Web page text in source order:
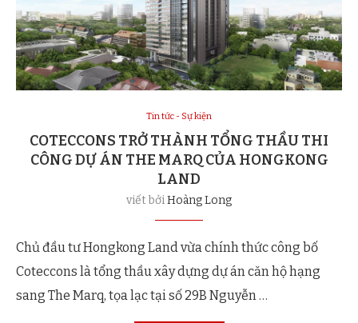
Tin tức - Sự kiện
COTECCONS TRỞ THÀNH TỔNG THẦU THI
CÔNG DỰ ÁN THE MARQ CỦA HONGKONG
LAND
viết bởiHoàng Long
Chủ đầu tư Hongkong Land vừa chính thức công bố
Coteccons là tổng thầu xây dựng dự án căn hộ hạng
sang The Marq, tọa lạc tại số 29B Nguyễn …